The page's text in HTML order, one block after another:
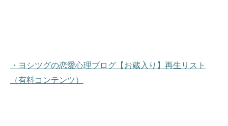
・ヨシツグの恋愛心理ブログ【お蔵入り】再生リスト
（有料コンテンツ）